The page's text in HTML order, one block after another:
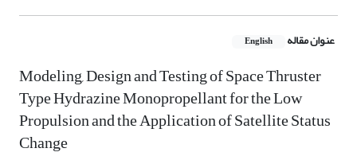
عنوان مقاله English
Modeling, Design and Testing of Space Thruster
Type Hydrazine Monopropellant for the Low
Propulsion and the Application of Satellite Status
Change